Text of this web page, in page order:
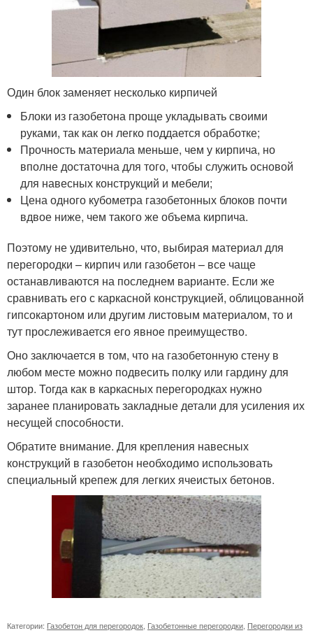
Один блок заменяет несколько кирпичей
Блоки из газобетона проще укладывать своими
руками, так как он легко поддается обработке;
Прочность материала меньше, чем у кирпича, но
вполне достаточна для того, чтобы служить основой
для навесных конструкций и мебели;
Цена одного кубометра газобетонных блоков почти
вдвое ниже, чем такого же объема кирпича.
Поэтому не удивительно, что, выбирая материал для
перегородки – кирпич или газобетон – все чаще
останавливаются на последнем варианте. Если же
сравнивать его с каркасной конструкцией, облицованной
гипсокартоном или другим листовым материалом, то и
тут прослеживается его явное преимущество.
Оно заключается в том, что на газобетонную стену в
любом месте можно подвесить полку или гардину для
штор. Тогда как в каркасных перегородках нужно
заранее планировать закладные детали для усиления их
несущей способности.
Обратите внимание. Для крепления навесных
конструкций в газобетон необходимо использовать
специальный крепеж для легких ячеистых бетонов.
Категории: Газобетон для перегородок Газобетонные перегородки Перегородки из